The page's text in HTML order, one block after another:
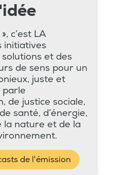
c’est LA
initiatives
et des
de sens pour un
juste et
parle
de justice sociale,
santé, d’énergie,
la nature et de la
de l'émission